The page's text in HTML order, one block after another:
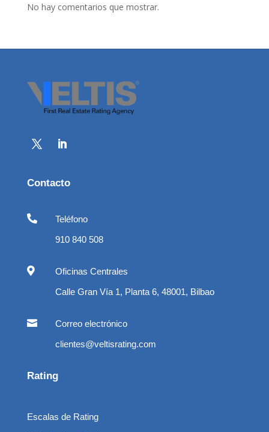
No hay comentarios que mostrar.
Contacto

Teléfono
910 840 508

Oficinas Centrales
Calle Gran Vía 1, Planta 6, 48001, Bilbao

Correo electrónico
clientes@veltisrating.com
Rating
Escalas de Rating